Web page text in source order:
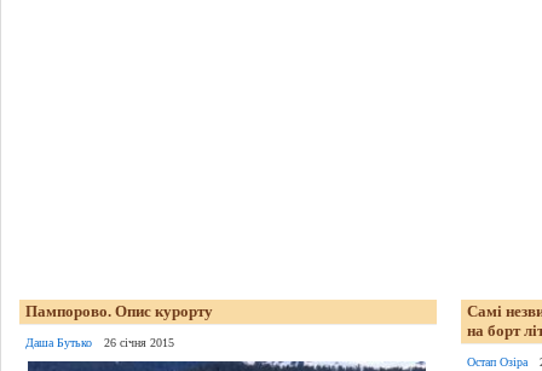
Пампорово. Опис курорту
Даша Бутько 26 січня 2015
Самі
на борт
Остап Озіра